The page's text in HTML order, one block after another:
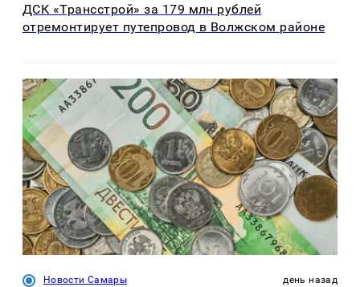
ДСК «Трансстрой» за 179 млн рублей
отремонтирует путепровод в Волжском районе
Новости Самары день назад